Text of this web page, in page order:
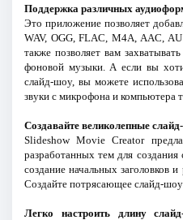
Поддержка различных
Это приложение позволяет
WAV, OGG, FLAC, M4A, AAC,
также позволяет вам
фоновой музыки. А если вы
слайд-шоу, вы можете
звуки с микрофона и компьютера
Создавайте великолепные
Slideshow Movie Creator
разработанных тем для
создание начальных заголовков
Создайте потрясающее слайд-
Легко настроить длину